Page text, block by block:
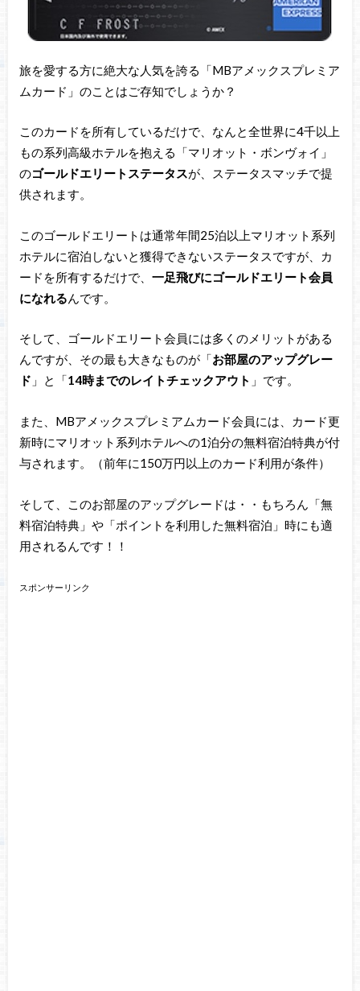
旅を愛する方に絶大な人気を誇る「MBアメックスプレミア
ムカード」のことはご存知でしょうか？
このカードを所有しているだけで、なんと全世界に4千以上
もの系列高級ホテルを抱える「マリオット・ボンヴォイ」
のゴールドエリートステータスが、ステータスマッチで提
供されます。
このゴールドエリートは通常年間25泊以上マリオット系列
ホテルに宿泊しないと獲得できないステータスですが、カ
ードを所有するだけで、 一足飛びにゴールドエリート会員
になれるんです。
そして、ゴールドエリート会員には多くのメリットがある
んですが、その最も大きなものが「お部屋のアップグレー
ド 」と「14時までのレイトチェックアウト 」です。
また、MBアメックスプレミアムカード会員には、カード更
新時にマリオット系列ホテルへの1泊分の無料宿泊特典が付
与されます。（前年に150万円以上のカード利用が条件）
そして、このお部屋のアップグレードは・・もちろん「無
料宿泊特典」や「ポイントを利用した無料宿泊」時にも適
用されるんです！！
スポンサーリンク